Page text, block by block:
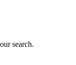
search.